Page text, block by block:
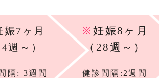
娠7ヶ月
週～）
隔: 3週間
※妊娠8ヶ月
（28週～）
健診間隔:2週間